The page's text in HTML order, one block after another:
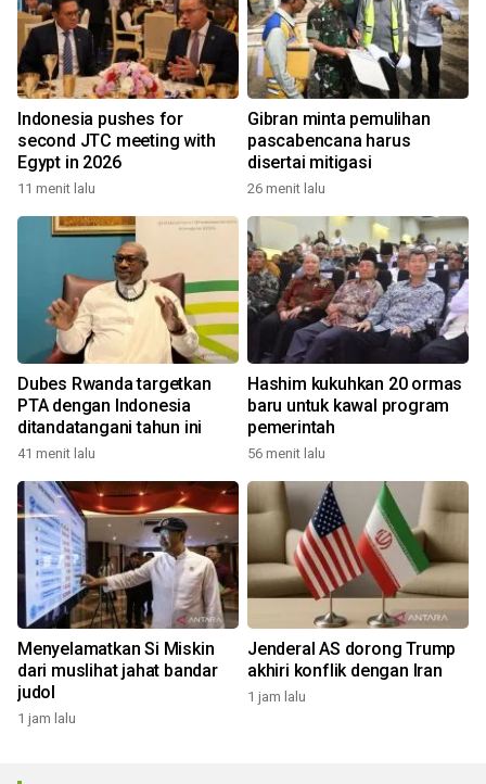
Indonesia pushes for
second JTC meeting with
Egypt in 2026
11 menit lalu
Gibran minta pemulihan
pascabencana harus
disertai mitigasi
26 menit lalu
Dubes Rwanda targetkan
PTA dengan Indonesia
ditandatangani tahun ini
41 menit lalu
Hashim kukuhkan 20 ormas
baru untuk kawal program
pemerintah
56 menit lalu
Menyelamatkan Si Miskin
dari muslihat jahat bandar
judol
1 jam lalu
Jenderal AS dorong Trump
akhiri konflik dengan Iran
1 jam lalu